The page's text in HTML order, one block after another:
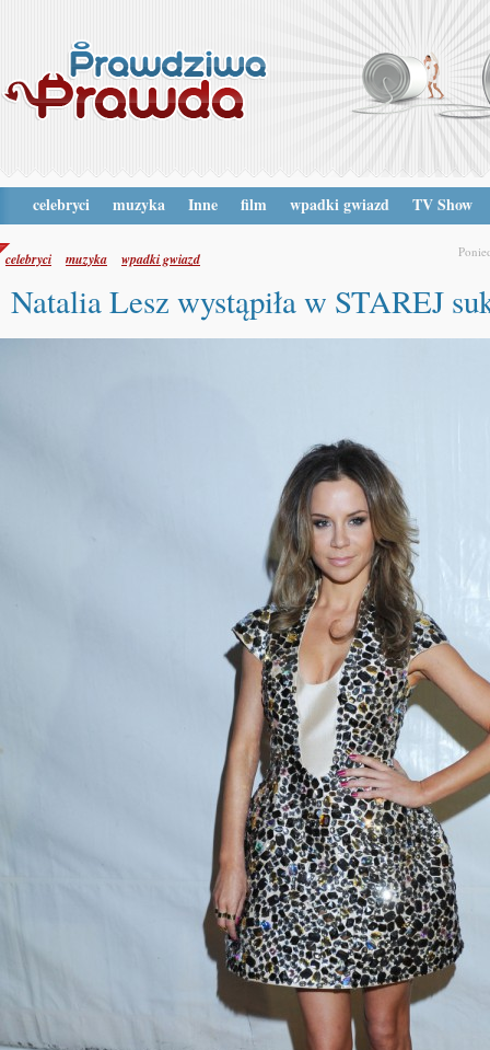
celebryci muzyka Inne film wpadki gwiazd TV Show
celebryci muzyka wpadki gwiazd
Natalia Lesz wystąpiła w STAREJ